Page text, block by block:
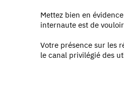
Mettez bien en
internaute est de
Votre présence sur les
le canal privilégié des